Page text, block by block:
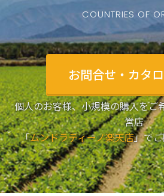
COUNTRIES OF
お問合せ・カタ
個人のお客様、小規模の購入をご
営店
「ムンドラティーノ楽天店」で